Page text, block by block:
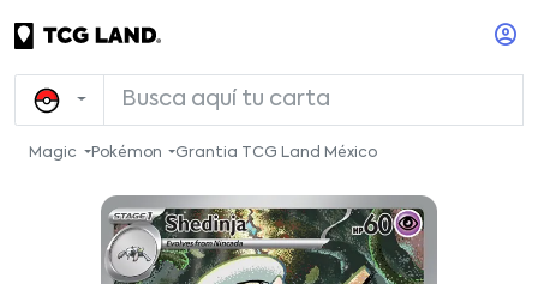
Magic Pokémon Grantia TCG Land México